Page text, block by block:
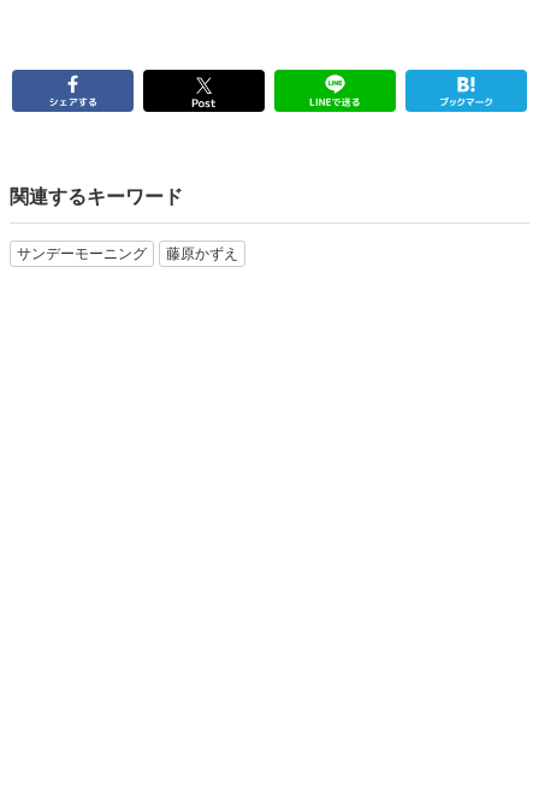
関連するキーワード
サンデーモーニング 藤原かずえ